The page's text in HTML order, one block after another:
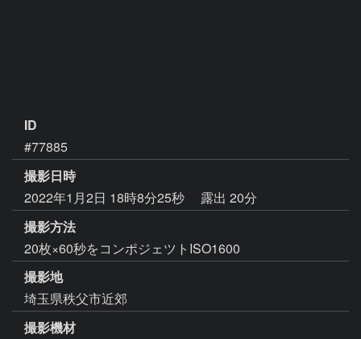
ID
#77885
撮影日時
2022年1月2日 18時8分25秒
露出 20分
撮影方法
20枚×60秒をコンポジェツトISO1600
撮影地
埼玉県秩父市近郊
撮影機材